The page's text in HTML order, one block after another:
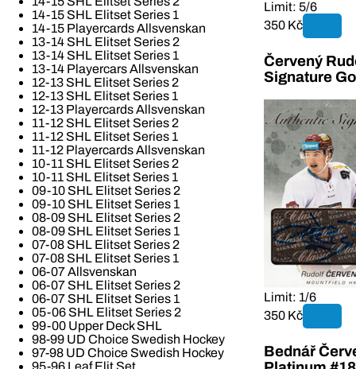
14-15 SHL Elitset Series 1
14-15 Playercards Allsvenskan
13-14 SHL Elitset Series 2
13-14 SHL Elitset Series 1
13-14 Playercars Allsvenskan
12-13 SHL Elitset Series 2
12-13 SHL Elitset Series 1
12-13 Playercards Allsvenskan
11-12 SHL Elitset Series 2
11-12 SHL Elitset Series 1
11-12 Playercards Allsvenskan
10-11 SHL Elitset Series 2
10-11 SHL Elitset Series 1
09-10 SHL Elitset Series 2
09-10 SHL Elitset Series 1
08-09 SHL Elitset Series 2
08-09 SHL Elitset Series 1
07-08 SHL Elitset Series 2
07-08 SHL Elitset Series 1
06-07 Allsvenskan
06-07 SHL Elitset Series 2
06-07 SHL Elitset Series 1
05-06 SHL Elitset Series 2
99-00 Upper Deck SHL
98-99 UD Choice Swedish Hockey
97-98 UD Choice Swedish Hockey
95-96 Leaf Elit Set
Limit: 5/6
350 Kč
Červený
Signature
Limit: 1/6
350 Kč
Bednář